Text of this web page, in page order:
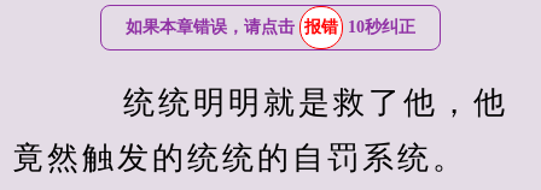
如果本章错误，请点击 报错 10秒纠正
竟然触发的统统的自罚系统。